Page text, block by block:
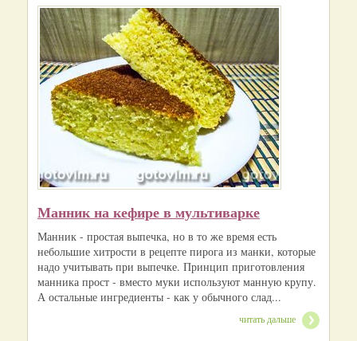
Манник на кефире в мультиварке
Манник - простая выпечка, но в то же время есть
небольшие хитрости в рецепте пирога из манки, которые
надо учитывать при выпечке. Принцип приготовления
манника прост - вместо муки используют манную крупу.
А остальные ингредиенты - как у обычного слад...
читать дальше